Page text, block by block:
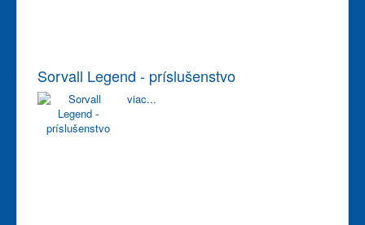
Sorvall Legend - príslušenstvo
viac...